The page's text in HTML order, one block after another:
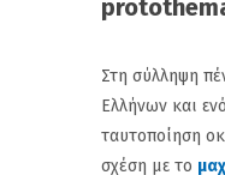
Στη σύλληψη
Ελλήνων και
ταυτοποίηση
σχέση με το